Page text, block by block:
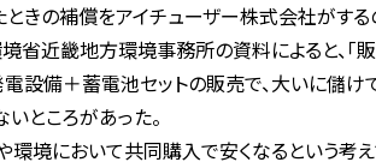
補償をアイチューザー株式会社がするの
地方環境事務所の資料によると、「販売
＋蓄電池セットの販売で、大いに儲けて
ころがあった。
いて共同購入で安くなるという考えで